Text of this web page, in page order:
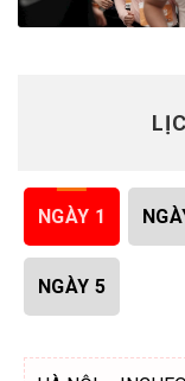
NGÀY 1
NGÀY 5